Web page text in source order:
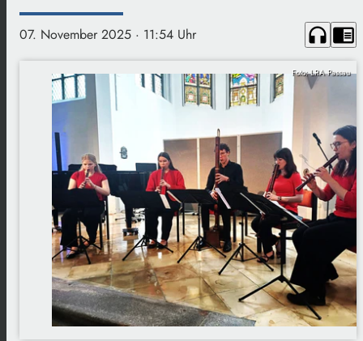
07. November 2025 · 11:54 Uhr headphones chrome_reader_mode
Foto: LRA Passau